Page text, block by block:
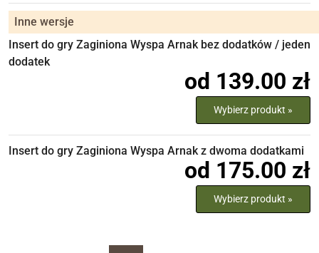
Inne wersje
Insert do gry Zaginiona Wyspa Arnak bez dodatków / jeden
dodatek
Wybierz produkt »
od 139.00 zł
Insert do gry Zaginiona Wyspa Arnak z dwoma dodatkami
Wybierz produkt »
od 175.00 zł